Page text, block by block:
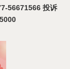
56671566 投诉